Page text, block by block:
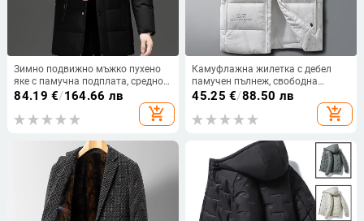
Зимно подвижно мъжко пухено
яке с памучна подплата, средно
дълго дебело топло палто за
мъже на средна и по-възрастна
възраст, баща, памучно
84.19 €/164.66 лв
add_shopping_cart
Камуфлажна жилетка с дебел
памучен пълнеж, свободна
кройка, спортен стил
45.25 €/88.50 лв
add_shopping_cart